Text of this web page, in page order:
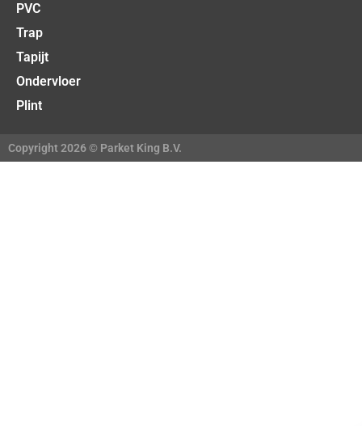
PVC
Trap
Tapijt
Ondervloer
Plint
Copyright 2026 © Parket King B.V.